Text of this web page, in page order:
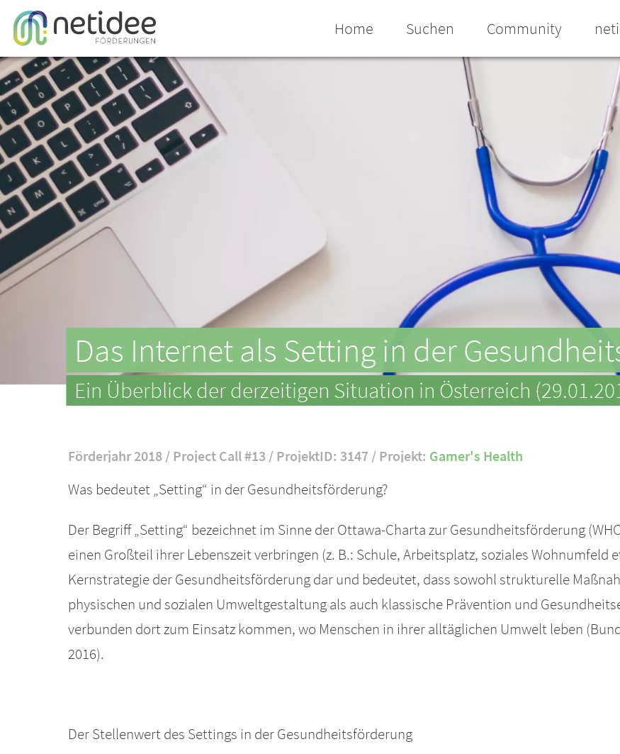
Home Suchen Community
Das Internet als Setting in der
Ein Überblick der derzeitigen Situation in Österreich
Förderjahr 2018 / Project Call #13 / ProjektID: 3147 / Projekt: Gamer's Health
Was bedeutet „Setting“ in der Gesundheitsförderung?
Der Begriff „Setting“ bezeichnet im Sinne der Ottawa-Charta zur Gesundheitsförderung
einen Großteil ihrer Lebenszeit verbringen (z. B.: Schule, Arbeitsplatz, soziales Wohnumfeld
Kernstrategie der Gesundheitsförderung dar und bedeutet, dass sowohl strukturelle
physischen und sozialen Umweltgestaltung als auch klassische Prävention und
verbunden dort zum Einsatz kommen, wo Menschen in ihrer alltäglichen Umwelt leben
2016).
Der Stellenwert des Settings in der Gesundheitsförderung